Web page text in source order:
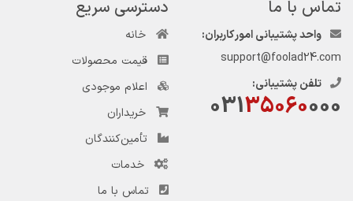
تماس با ما
واحد پشتیبانی امور کاربران:
support@foolad24.com
تلفن پشتیبانی:
03135060000
دسترسی سریع
خانه
قیمت محصولات
اعلام موجودی
خریداران
تأمین‌کنندگان
خدمات
تماس با ما